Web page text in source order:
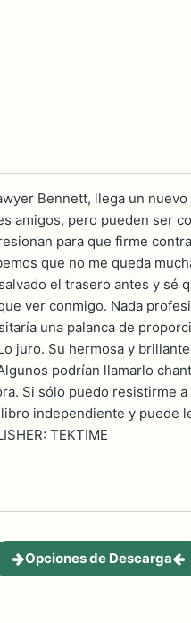
Bennett, llega un
amigos, pero pueden ser
para que firme
que no me queda
el trasero antes y
ver conmigo. Nada
una palanca de
juro. Su hermosa y
podrían llamarlo
Si sólo puedo resistirme
independiente y
TEKTIME
Opciones de Descarga